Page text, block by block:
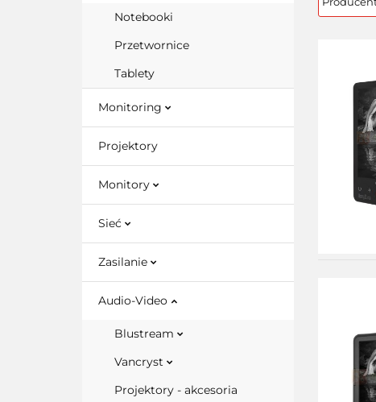
Notebooki
Przetwornice
Tablety
Monitoring
Projektory
Monitory
Sieć
Zasilanie
Audio-Video
Blustream
Vancryst
Projektory - akcesoria